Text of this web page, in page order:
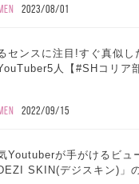
2023/08/01
センスに注目!すぐ真似
人【#SHコリア部
2022/09/15
Youtuberが手がけるビュ
DEZI SKIN(デジスキン)」